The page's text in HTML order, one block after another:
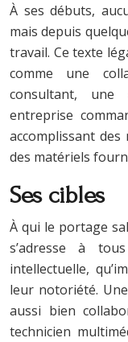
À ses débuts,
mais depuis
travail. Ce texte
comme une
consultant, une
entreprise
accomplissant
des matériels
Ses cibles
À qui le portage
s’adresse à
intellectuelle,
leur notoriété.
aussi bien
technicien